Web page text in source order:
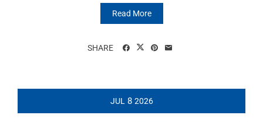
Read More
SHARE
JUL 8 2026